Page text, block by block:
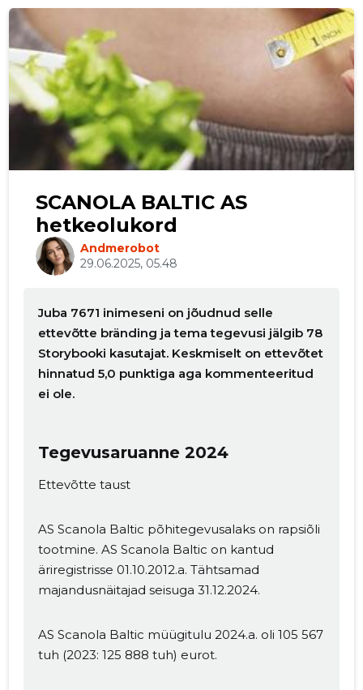
SCANOLA BALTIC AS
hetkeolukord
Andmerobot
29.06.2025, 05.48
Juba 7671 inimeseni on jõudnud selle
ettevõtte bränding ja tema tegevusi jälgib 78
Storybooki kasutajat. Keskmiselt on ettevõtet
hinnatud 5,0 punktiga aga kommenteeritud
ei ole.
Tegevusaruanne 2024
Ettevõtte taust
AS Scanola Baltic põhitegevusalaks on rapsiõli
tootmine. AS Scanola Baltic on kantud
äriregistrisse 01.10.2012.a. Tähtsamad
majandusnäitajad seisuga 31.12.2024.
AS Scanola Baltic müügitulu 2024.a. oli 105 567
tuh (2023: 125 888 tuh) eurot.